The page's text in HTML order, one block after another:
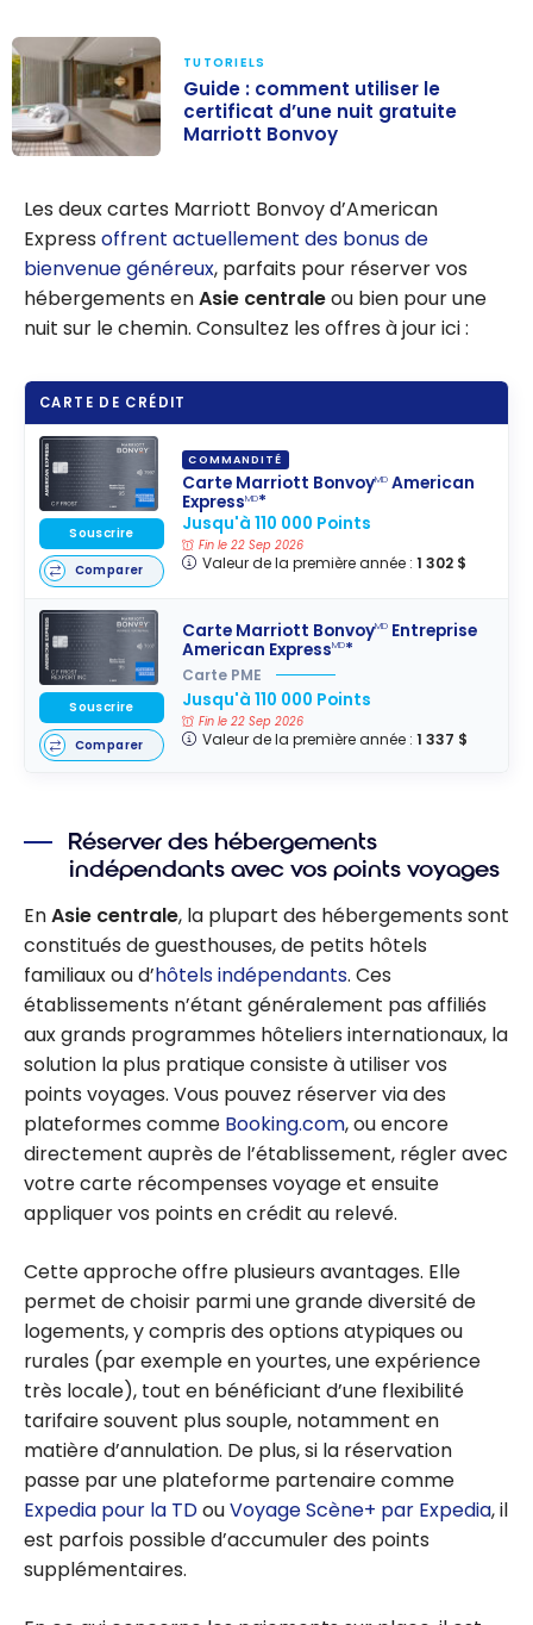
comment
utiliser le
certificat d’une
nuit gratuite
Marriott
TUTORIELS
Guide : comment utiliser le
certificat d’une nuit gratuite
Marriott Bonvoy
Les deux cartes Marriott Bonvoy d’American
Express offrent actuellement des bonus de
bienvenue généreux, parfaits pour réserver vos
hébergements enAsie centraleou bien pour une
nuit sur le chemin. Consultez les offres à jour ici :
CARTE DE CRÉDIT
COMMANDITÉ
Carte Marriott BonvoyMD American
ExpressMD*
Jusqu'à 110 000 Points
Fin le 22 Sep 2026
Valeur de la première année : 1 302 $
Souscrire
Comparer
Carte Marriott BonvoyMD Entreprise
American ExpressMD*
Carte PME
Jusqu'à 110 000 Points
Fin le 22 Sep 2026
Valeur de la première année : 1 337 $
Souscrire
Comparer
Réserver des hébergements
indépendants avec vos points voyages
EnAsie centrale, la plupart des hébergements sont
constitués de guesthouses, de petits hôtels
familiaux ou d’hôtels indépendants. Ces
établissements n’étant généralement pas affiliés
aux grands programmes hôteliers internationaux, la
solution la plus pratique consiste à utiliser vos
points voyages. Vous pouvez réserver via des
plateformes comme Booking.com, ou encore
directement auprès de l’établissement, régler avec
votre carte récompenses voyage et ensuite
appliquer vos points en crédit au relevé.
Cette approche offre plusieurs avantages. Elle
permet de choisir parmi une grande diversité de
logements, y compris des options atypiques ou
rurales (par exemple en yourtes, une expérience
très locale), tout en bénéficiant d’une flexibilité
tarifaire souvent plus souple, notamment en
matière d’annulation. De plus, si la réservation
passe par une plateforme partenaire comme
Expedia pour la TDouVoyage Scène+ par Expedia, il
est parfois possible d’accumuler des points
supplémentaires.